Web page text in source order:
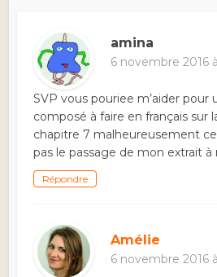
amina
6 novembre 2016
SVP vous pouriee m’aider
composé à faire en français sur
chapitre 7 malheureusement
pas le passage de mon extrait à
Répondre
Amélie
6 novembre 2016